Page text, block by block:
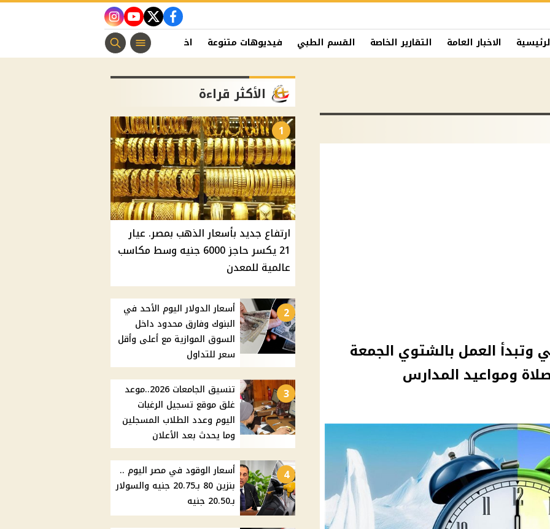
facebook
twitter
youtube
instagram
الاخبار العامة التقارير الخاصة القسم الطبي فيديوهات متنوعة اخبار الفن منوعات مسيحية
وتبدأ العمل بالشتوي الجمعة
ومواعيد المدارس
الأكثر قراءة
1
ارتفاع جديد بأسعار الذهب بمصر. عيار
21 يكسر حاجز 6000 جنيه وسط مكاسب
عالمية للمعدن
2
أسعار الدولار اليوم الأحد في
البنوك وفارق محدود داخل
السوق الموازية مع أعلى وأقل
سعر للتداول
3
تنسيق الجامعات 2026..موعد
غلق موقع تسجيل الرغبات
اليوم وعدد الطلاب المسجلين
وما يحدث بعد الأعلان
4
أسعار الوقود في مصر اليوم ..
بنزين 80 بـ20.75 جنيه والسولار
بـ20.50 جنيه